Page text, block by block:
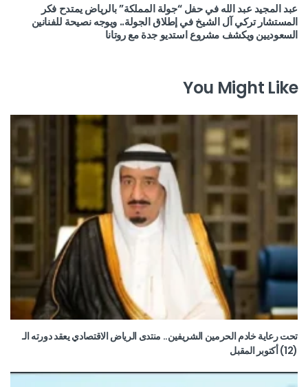
عبد المجيد عبد الله في حفل “جولة المملكة” بالرياض يمتدح فكر
المستشار تركي آل الشيخ في إطلاق الجولة.. ويوجه نصيحة للفنانين
السعوديين ويكشف مشروع استديو جدة مع روتانا
You Might Like
تحت رعاية خادم الحرمين الشريفين.. منتدى الرياض الاقتصادي يعقد دورته الـ
(12) أكتوبر المقبل